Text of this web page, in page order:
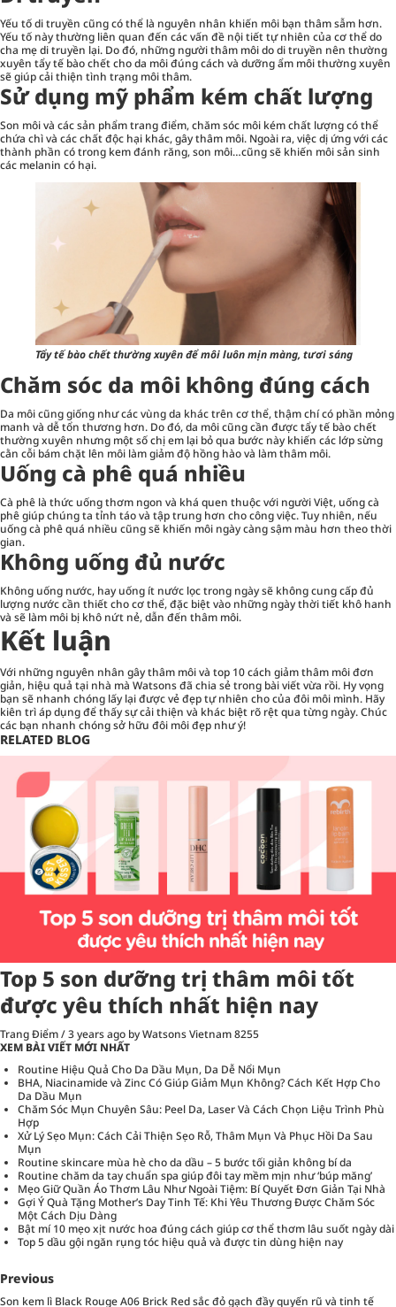
Yếu tố di truyền cũng có thể là nguyên nhân khiến môi bạn thâm sẫm hơn.
Yếu tố này thường liên quan đến các vấn đề nội tiết tự nhiên của cơ thể do
cha mẹ di truyền lại. Do đó, những người thâm môi do di truyền nên thường
xuyên tẩy tế bào chết cho da môi đúng cách và dưỡng ẩm môi thường xuyên
sẽ giúp cải thiện tình trạng môi thâm.
Sử dụng mỹ phẩm kém chất lượng
Son môi và các sản phẩmtrang điểm, chăm sóc môi kém chất lượng có thể
chứa chì và các chất độc hại khác, gây thâm môi. Ngoài ra, việc dị ứng với các
thành phần có trong kem đánh răng, son môi…cũng sẽ khiến môi sản sinh
các melanin có hại.
Tẩy tế bào chết thường xuyên để môi luôn mịn màng, tươi sáng
Chăm sóc da môi không đúng cách
Da môi cũng giống như các vùng da khác trên cơ thể, thậm chí có phần mỏng
manh và dễ tổn thương hơn. Do đó, da môi cũng cần được tẩy tế bào chết
thường xuyên nhưng một số chị em lại bỏ qua bước này khiến các lớp sừng
cằn cỗi bám chặt lên môi làm giảm độ hồng hào và làm thâm môi.
Uống cà phê quá nhiều
Cà phê là thức uống thơm ngon và khá quen thuộc với người Việt, uống cà
phê giúp chúng ta tỉnh táo và tập trung hơn cho công việc. Tuy nhiên, nếu
uống cà phê quá nhiều cũng sẽ khiến môi ngày càng sậm màu hơn theo thời
gian.
Không uống đủ nước
Không uống nước, hay uống ít nước lọc trong ngày sẽ không cung cấp đủ
lượng nước cần thiết cho cơ thể, đặc biệt vào những ngày thời tiết khô hanh
và sẽ làm môi bị khô nứt nẻ, dẫn đến thâm môi.
Kết luận
Với những nguyên nhân gây thâm môi và top 10 cách giảm thâm môi đơn
giản, hiệu quả tại nhà mà Watsons đã chia sẻ trong bài viết vừa rồi. Hy vọng
bạn sẽ nhanh chóng lấy lại được vẻ đẹp tự nhiên cho của đôi môi mình. Hãy
kiên trì áp dụng để thấy sự cải thiện và khác biệt rõ rệt qua từng ngày. Chúc
các bạn nhanh chóng sở hữu đôi môi đẹp như ý!
RELATED BLOG
Top 5 son dưỡng trị thâm môi tốt
được yêu thích nhất hiện nay
Trang Điểm/3 years ago by Watsons Vietnam8255
XEM BÀI VIẾT MỚI NHẤT
Routine Hiệu Quả Cho Da Dầu Mụn, Da Dễ Nổi Mụn
BHA, Niacinamide và Zinc Có Giúp Giảm Mụn Không? Cách Kết Hợp Cho
Da Dầu Mụn
Chăm Sóc Mụn Chuyên Sâu: Peel Da, Laser Và Cách Chọn Liệu Trình Phù
Hợp
Xử Lý Sẹo Mụn: Cách Cải Thiện Sẹo Rỗ, Thâm Mụn Và Phục Hồi Da Sau
Mụn
Routine skincare mùa hè cho da dầu – 5 bước tối giản không bí da
Routine chăm da tay chuẩn spa giúp đôi tay mềm mịn như ‘búp măng’
Mẹo Giữ Quần Áo Thơm Lâu Như Ngoài Tiệm: Bí Quyết Đơn Giản Tại Nhà
Gợi Ý Quà Tặng Mother’s Day Tinh Tế: Khi Yêu Thương Được Chăm Sóc
Một Cách Dịu Dàng
Bật mí 10 mẹo xịt nước hoa đúng cách giúp cơ thể thơm lâu suốt ngày dài
Top 5 dầu gội ngăn rụng tóc hiệu quả và được tin dùng hiện nay
Previous
Son kem lì Black Rouge A06 Brick Red sắc đỏ gạch đầy quyến rũ và tinh tế